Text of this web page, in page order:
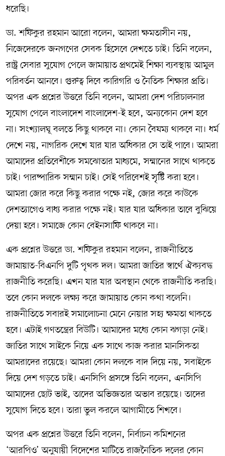
ধরেছি।
ডা. শফিকুর রহমান আরো বলেন, আমরা ক্ষমতাসীন নয়,
নিজেদেরকে জনগণের সেবক হিসেবে দেখতে চাই। তিনি বলেন,
রাষ্ট্র সেবার সুযোগ পেলে জামায়াত প্রথমেই শিক্ষা ব্যবস্থায় আমুল
পরিবর্তন আনবে। গুরুত্ব দিবে কারিগরি ও নৈতিক শিক্ষার প্রতি।
অপর এক প্রশ্নের উত্তরে তিনি বলেন, আমরা দেশ পরিচালনার
সুযোগ পেলে বাংলাদেশ বাংলাদেশ-ই হবে, অন্যকোন দেশ হবে
না। সংখ্যালঘূ বলতে কিছু থাকবে না। কোন বৈষম্য থাকবে না। ধর্ম
দেখে নয়, নাগরিক দেখে যার যার অধিকার সে তাই পাবে। আমরা
আমাদের প্রতিবেশীকে সমঝোতার মাধ্যমে, সম্মানের সাথে থাকতে
চাই। পারষ্পারিক সম্মান চাই। সেই পরিবেশই সৃষ্টি করা হবে।
আমরা জোর করে কিছু করার পক্ষে নই, জোর করে কাউকে
দেশত্যাগেও বাধ্য করার পক্ষে নই। যার যার অধিকার তাবে বুঝিয়ে
দেয়া হবে। সমাজে কোন বেইনসাফি থাকবে না।
এক প্রশ্নের উত্তরে ডা. শফিকুর রহমান বলেন, রাজনীতিতে
জামায়াত-বিএনপি দুটি পৃথক দল। আমরা জাতির স্বার্থে ঐক্যবদ্ধ
রাজনীতি করেছি। এখন যার যার অবস্থান থেকে রাজনীতি করছি।
তবে কোন দলকে লক্ষ্য করে জামায়াত কোন কথা বলেনি।
রাজনীতিতে সবারই সমালোচনা মেনে নেয়ার সহ্য ক্ষমতা থাকতে
হবে। এটাই গণতন্ত্রের বিউটি। আমাদের মধ্যে কোন ঝগড়া নেই।
জাতির সাথে সাইকে নিয়ে এক সাথে কাজ করার মানসিকতা
আমরাদের রয়েছে। আমরা কোন দলকে বাদ দিয়ে নয়, সবাইকে
দিয়ে দেশ গড়তে চাই। এনসিপি প্রসঙ্গে তিনি বলেন, এনসিপি
আমাদের ছোট ভাই, তাদের অভিজ্ঞতার অভাব রয়েছে। তাদের
সুযোগ দিতে হবে। তারা ভুল করলে আগামীতে শিখবে।
অপর এক প্রশ্নের উত্তরে তিনি বলেন, নির্বাচন কমিশনের
‘আরপিও’ অনুযায়ী বিদেশের মাটিতে রাজনৈতিক দলের কোন